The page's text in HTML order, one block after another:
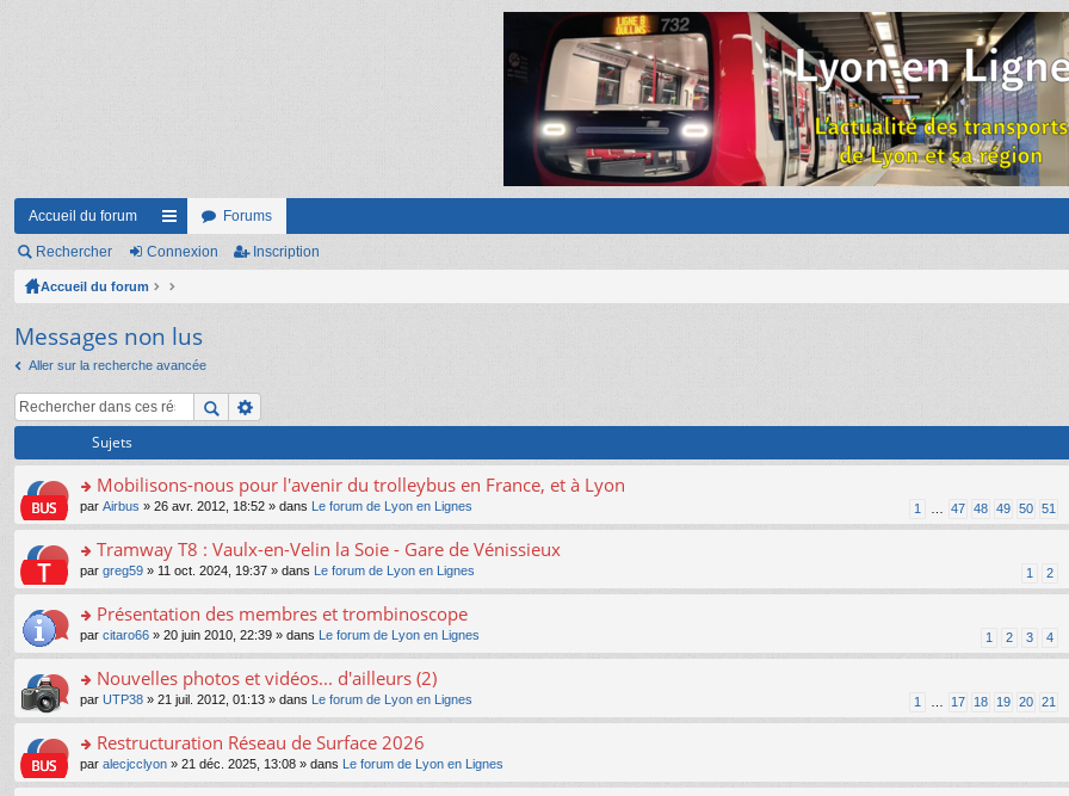
Accueil du forum
ac
co
ur
ci
s
Forums
Rechercher Connexion Inscription
Accueil du forum
Messages non lus
Aller sur la recherche avancée
Sujets
o
n
s
ult
er
le
m
e
s
a
g
e
n
n
Mobilisons-nous pour l'avenir du trolleybus en France, et à Lyon
1 … 47 48 49 50 51
par Airbus » 26 avr. 2012, 18:52 » dans Le forum de Lyon en Lignes
o
n
s
ult
er
le
m
e
s
a
g
e
Tramway T8 : Vaulx-en-Velin la Soie - Gare de Vénissieux
1 2
par greg59 » 11 oct. 2024, 19:37 » dans Le forum de Lyon en Lignes
o
n
s
ult
er
le
m
e
s
Présentation des membres et trombinoscope
1 2 3 4
par citaro66 » 20 juin 2010, 22:39 » dans Le forum de Lyon en Lignes
o
n
s
ult
er
le
Nouvelles photos et vidéos... d'ailleurs (2)
1 … 17 18 19 20 21
par UTP38 » 21 juil. 2012, 01:13 » dans Le forum de Lyon en Lignes
o
n
Restructuration Réseau de Surface 2026
par alecjcclyon » 21 déc. 2025, 13:08 » dans Le forum de Lyon en Lignes